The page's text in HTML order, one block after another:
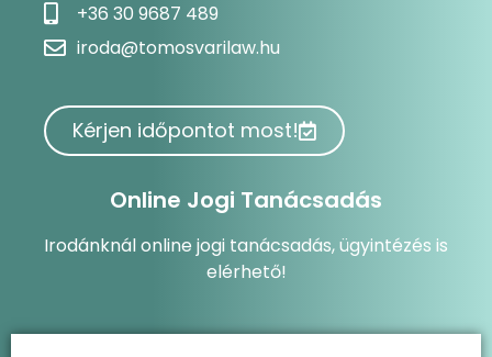
+36 30 9687 489
iroda@tomosvarilaw.hu
Kérjen időpontot most!
Online Jogi Tanácsadás
Irodánknál online jogi tanácsadás, ügyintézés is
elérhető!